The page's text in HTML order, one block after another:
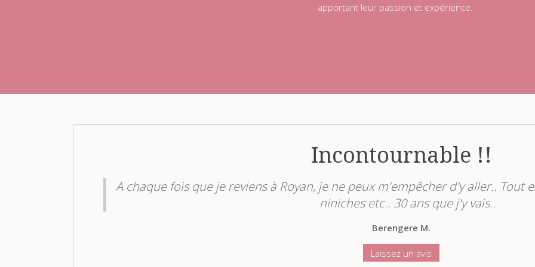
apportant leur passion et expérience.
La galerie des glaces
Des glaces à profusion et de belle facture. Pas encore à la fleur de lys
Versailles. Idéal pour épater la galerie en fin de repas quand vous invitez
Kukulkan17
Laissez un avis